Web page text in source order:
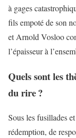
à gages
fils empoté de son
et Arnold Vosloo
l’épaisseur à
Quels sont les
du rire ?
Sous les fusillades
rédemption, de